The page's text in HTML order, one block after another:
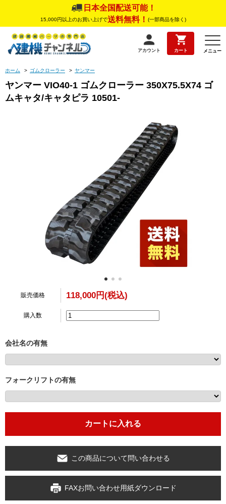
日本全国配送可能！
15,000円以上のお買い上げで送料無料！ (一部商品を除く)
アカウント カート メニュー
ホーム > ゴムクローラー > ヤンマー
ヤンマー VIO40-1 ゴムクローラー 350X75.5X74 ゴ
ムキャタ/キャタピラ 10501-
販売価格 118,000円(税込)
購入数
会社名の有無
フォークリフトの有無
この商品について問い合わせる
FAXお問い合わせ用紙ダウンロード